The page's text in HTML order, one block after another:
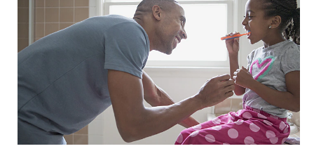
PROMOCIONES
SV (ES)
SUSCRÍBASE